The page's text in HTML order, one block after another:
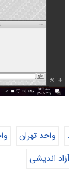
واحد تهران
اندیشی